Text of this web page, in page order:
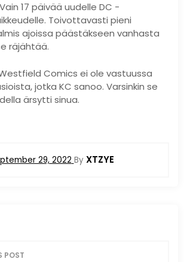
17 päivää uudelle DC -
Toivottavasti pieni
ajoissa päästäkseen vanhasta
räjähtää.
Comics ei ole vastuussa
jotka KC sanoo. Varsinkin se
ärsytti sinua.
29, 2022 By XTZYE
POST